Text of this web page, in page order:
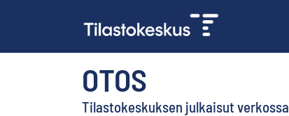
OTOS
Tilastokeskuksen julkaisut verkossa